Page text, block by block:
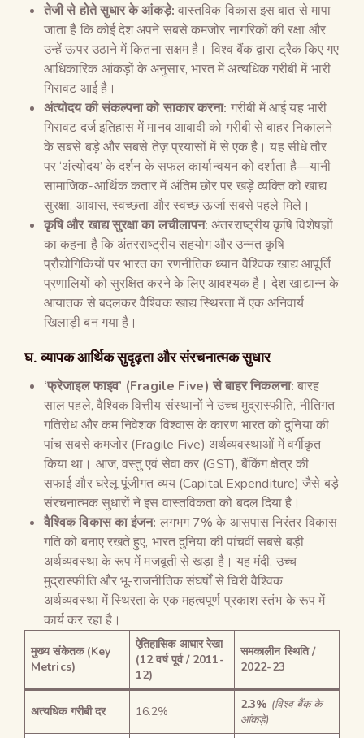
तेजी से होते सुधार के आंकड़े: वास्तविक विकास इस बात से मापा
जाता है कि कोई देश अपने सबसे कमजोर नागरिकों की रक्षा और
उन्हें ऊपर उठाने में कितना सक्षम है। विश्व बैंक द्वारा ट्रैक किए गए
आधिकारिक आंकड़ों के अनुसार, भारत में अत्यधिक गरीबी में भारी
गिरावट आई है।
अंत्योदय की संकल्पना को साकार करना: गरीबी में आई यह भारी
गिरावट दर्ज इतिहास में मानव आबादी को गरीबी से बाहर निकालने
के सबसे बड़े और सबसे तेज़ प्रयासों में से एक है। यह सीधे तौर
पर ‘अंत्योदय’ के दर्शन के सफल कार्यान्वयन को दर्शाता है—यानी
सामाजिक-आर्थिक कतार में अंतिम छोर पर खड़े व्यक्ति को खाद्य
सुरक्षा, आवास, स्वच्छता और स्वच्छ ऊर्जा सबसे पहले मिले।
कृषि और खाद्य सुरक्षा का लचीलापन: अंतरराष्ट्रीय कृषि विशेषज्ञों
का कहना है कि अंतरराष्ट्रीय सहयोग और उन्नत कृषि
प्रौद्योगिकियों पर भारत का रणनीतिक ध्यान वैश्विक खाद्य आपूर्ति
प्रणालियों को सुरक्षित करने के लिए आवश्यक है। देश खाद्यान्न के
आयातक से बदलकर वैश्विक खाद्य स्थिरता में एक अनिवार्य
खिलाड़ी बन गया है।
घ. व्यापक आर्थिक सुदृढ़ता और संरचनात्मक सुधार
‘फ्रेजाइल फाइव’ (Fragile Five) से बाहर निकलना: बारह
साल पहले, वैश्विक वित्तीय संस्थानों ने उच्च मुद्रास्फीति, नीतिगत
गतिरोध और कम निवेशक विश्वास के कारण भारत को दुनिया की
पांच सबसे कमजोर (Fragile Five) अर्थव्यवस्थाओं में वर्गीकृत
किया था। आज, वस्तु एवं सेवा कर (GST), बैंकिंग क्षेत्र की
सफाई और घरेलू पूंजीगत व्यय (Capital Expenditure) जैसे बड़े
संरचनात्मक सुधारों ने इस वास्तविकता को बदल दिया है।
वैश्विक विकास का इंजन: लगभग 7% के आसपास निरंतर विकास
गति को बनाए रखते हुए, भारत दुनिया की पांचवीं सबसे बड़ी
अर्थव्यवस्था के रूप में मजबूती से खड़ा है। यह मंदी, उच्च
मुद्रास्फीति और भू-राजनीतिक संघर्षों से घिरी वैश्विक
अर्थव्यवस्था में स्थिरता के एक महत्वपूर्ण प्रकाश स्तंभ के रूप में
कार्य कर रहा है।
मुख्य संकेतक (Key
Metrics)
ऐतिहासिक आधार रेखा
(12 वर्ष पूर्व / 2011-
12)
समकालीन स्थिति /
2022-23
अत्यधिक गरीबी दर 16.2% 2.3% (विश्व बैंक के
आंकड़े)